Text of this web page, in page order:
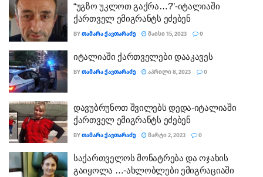
“უგზო უკლოთ გაქრა…?”-იტალიაში
ქართველ ემიგრანტს ეძებენ
BYᲗᲐᲛᲐᲠᲐ ᲥᲐᲕᲗᲐᲠᲐᲫᲔ ᲛᲐᲘᲡᲘ 15, 2023 0
იტალიაში ქართველები დააკავეს
BYᲗᲐᲛᲐᲠᲐ ᲥᲐᲕᲗᲐᲠᲐᲫᲔ ᲐᲞᲠᲘᲚᲘ 8, 2023 0
დავუბრუნოთ შვილებს დედა-იტალიაში
ქართველ ემიგრანტს ეძებენ
BYᲗᲐᲛᲐᲠᲐ ᲥᲐᲕᲗᲐᲠᲐᲫᲔ ᲛᲐᲠᲢᲘ 2, 2023 0
საქართველოს მონატრება და ოჯახის
გაიყოლა …-ახლობლები ემიგრაციაში